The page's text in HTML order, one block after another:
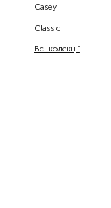
Casey
Classic
Всі колекції